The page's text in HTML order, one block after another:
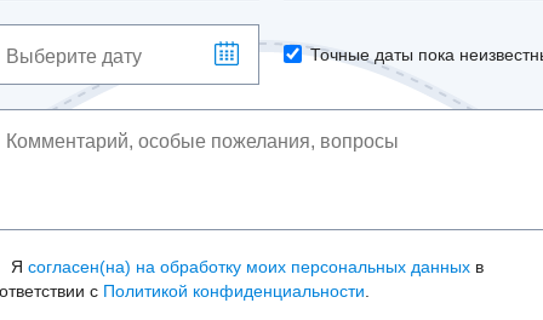
Точные даты пока
Я согласен(на) на обработку моих персональных данных в
с Политикой конфиденциальности